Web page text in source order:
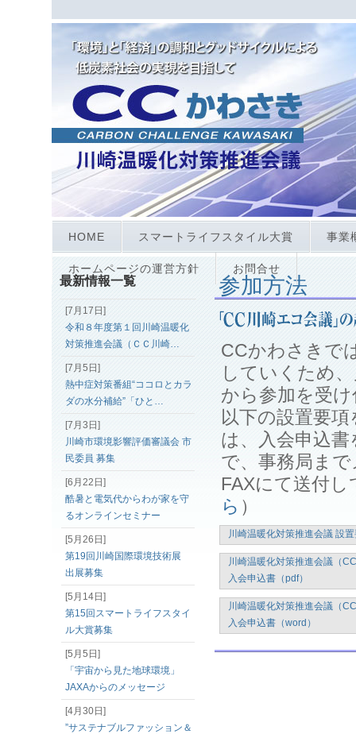
HOME スマートライフスタイル大賞 事業
ホームページの運営方針 お問合せ
参加方法
CCかわさきで
していくため
から参加を受
以下の設置要
は、入会申込
で、事務局ま
FAXにて送付
ら ）
川崎温暖化対策推進会議 設
川崎温暖化対策推進会議（
入会申込書（pdf）
川崎温暖化対策推進会議（
入会申込書（word）
最新情報一覧
[7月17日]
令和８年度第１回川崎温暖化
対策推進会議（ＣＣ川崎…
[7月5日]
熱中症対策番組“ココロとカラ
ダの水分補給”「ひと…
[7月3日]
川崎市環境影響評価審議会 市
民委員 募集
[6月22日]
酷暑と電気代からわが家を守
るオンラインセミナー
[5月26日]
第19回川崎国際環境技術展
出展募集
[5月14日]
第15回スマートライフスタイ
ル大賞募集
[5月5日]
「宇宙から見た地球環境」
JAXAからのメッセージ
[4月30日]
”サステナブルファッション＆